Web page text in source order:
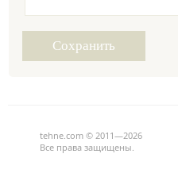
tehne.com © 2011—2026
Все права защищены.